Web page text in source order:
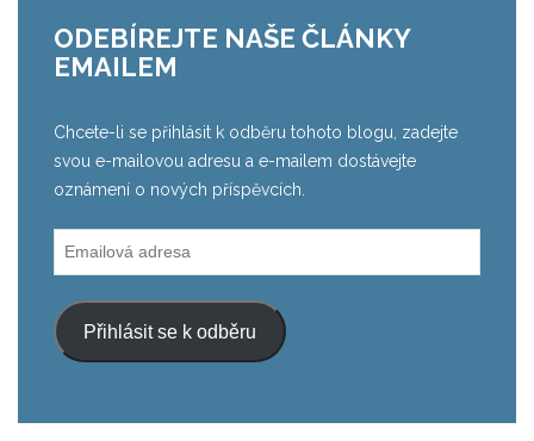
ODEBÍREJTE NAŠE ČLÁNKY
EMAILEM
Chcete-li se přihlásit k odběru tohoto blogu, zadejte
svou e-mailovou adresu a e-mailem dostávejte
oznámení o nových příspěvcích.
Emailová
adresa
Přihlásit se k odběru